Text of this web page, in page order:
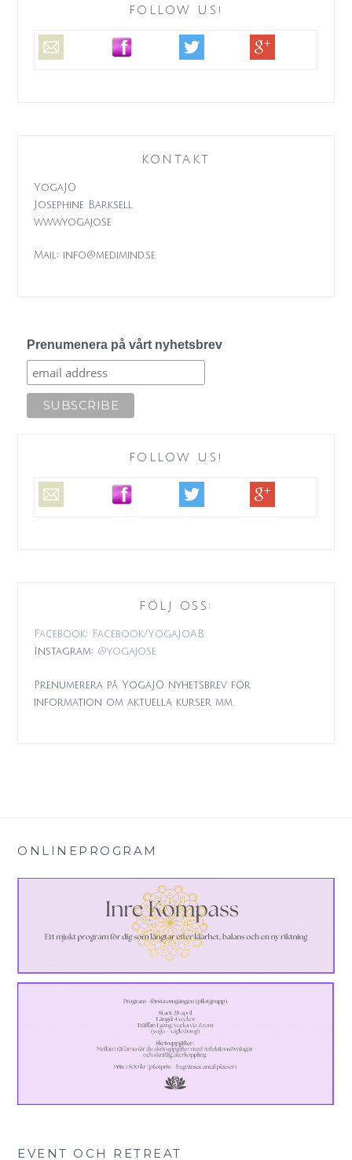
FOLLOW US!
KONTAKT
YogaJO
Josephine Barksell
www.yogajo.se
Mail: info@medimind.se
Prenumenera på vårt nyhetsbrev
FOLLOW US!
FÖLJ OSS:
Facebook: Facebook/YogaJoAB
Instagram: @yogajo.se
Prenumerera på YogaJO nyhetsbrev för
information om aktuella kurser mm.
ONLINEPROGRAM
EVENT OCH RETREAT